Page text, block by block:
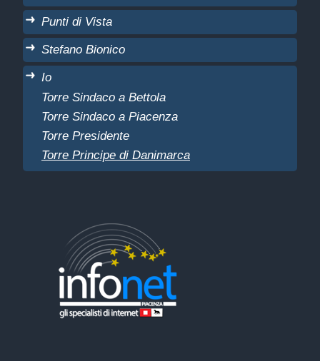
Punti di Vista
Stefano Bionico
Io
Torre Sindaco a Bettola
Torre Sindaco a Piacenza
Torre Presidente
Torre Principe di Danimarca